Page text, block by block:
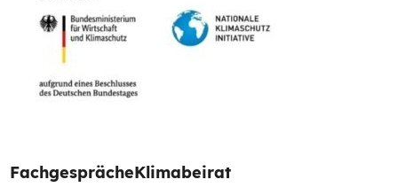
FachgesprächeKlimabeirat